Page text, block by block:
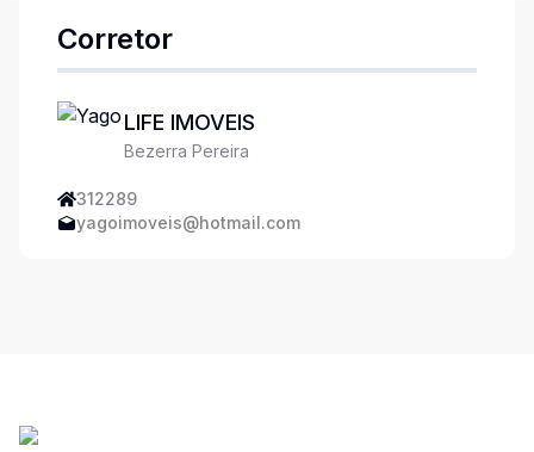
Corretor
LIFE IMOVEIS
Bezerra Pereira
312289
yagoimoveis@hotmail.com